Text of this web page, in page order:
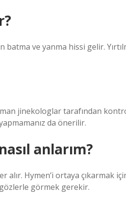
batma ve yanma hissi gelir.
jinekologlar tarafından
da önerilir.
anlarım?
Hymen’i ortaya çıkarmak
gözlerle görmek gerekir.